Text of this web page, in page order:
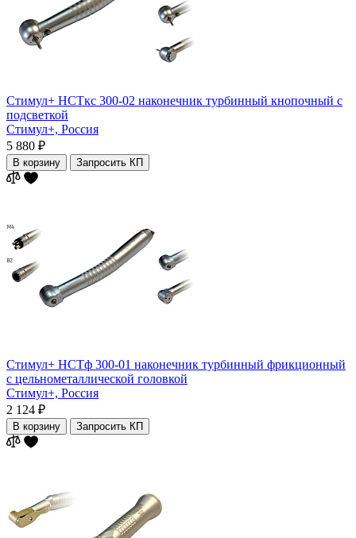
Стимул+ НСТкс 300-02 наконечник турбинный кнопочный с
подсветкой
Стимул+, Россия
5 880 ₽
В корзину Запросить КП
Стимул+ НСТф 300-01 наконечник турбинный фрикционный
с цельнометаллической головкой
Стимул+, Россия
2 124 ₽
В корзину Запросить КП